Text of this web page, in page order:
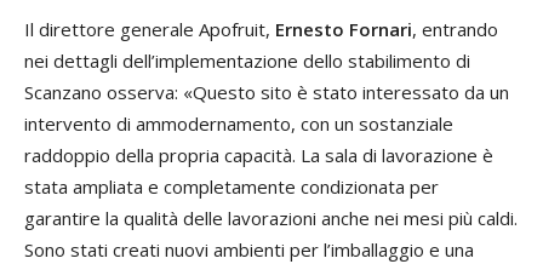
Il direttore generale Apofruit, Ernesto Fornari, entrando
nei dettagli dell’implementazione dello stabilimento di
Scanzano osserva: «Questo sito è stato interessato da un
intervento di ammodernamento, con un sostanziale
raddoppio della propria capacità. La sala di lavorazione è
stata ampliata e completamente condizionata per
garantire la qualità delle lavorazioni anche nei mesi più caldi.
Sono stati creati nuovi ambienti per l’imballaggio e una